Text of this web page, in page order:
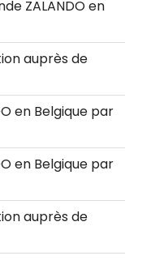
ZALANDO en
auprès de
en Belgique par
en Belgique par
auprès de